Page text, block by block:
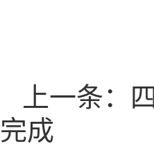
上一条：
完成